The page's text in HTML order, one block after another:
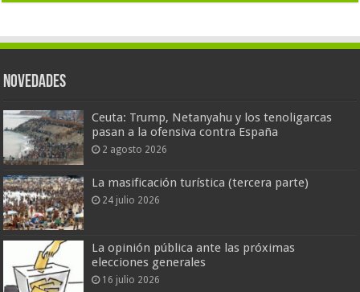
Novedades
Ceuta: Trump, Netanyahu y los tenoligarcas
pasan a la ofensiva contra España
2 agosto 2026
La masificación turística (tercera parte)
24 julio 2026
La opinión pública ante las próximas
elecciones generales
16 julio 2026